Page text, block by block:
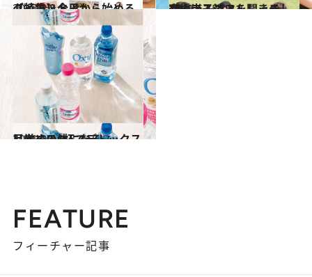
2013.3.8
【特集】今日から始めるダイエット！
ライフスタイル 2012.6.15
高橋尚子流ストレッチや、走るコツを聞きました！
ライフスタイル
2011.9.1
目覚めの1杯でデトックスしやすい体になる
ビューティ＆ヘルス
FEATURE
フィーチャー記事